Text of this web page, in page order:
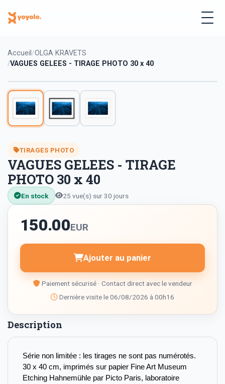
Accueil OLGA KRAVETS
VAGUES GELEES - TIRAGE PHOTO 30 x 40
TIRAGES PHOTO
VAGUES GELEES - TIRAGE
PHOTO 30 x 40
En stock 25 vue(s) sur 30 jours
150.00EUR
Ajouter au panier
Paiement sécurisé · Contact direct avec le vendeur
Dernière visite le 06/08/2026 à 00h16
Description
Série non limitée : les tirages ne sont pas numérotés.
30 x 40 cm, imprimés sur papier Fine Art Museum
Etching Hahnemühle par Picto Paris, laboratoire